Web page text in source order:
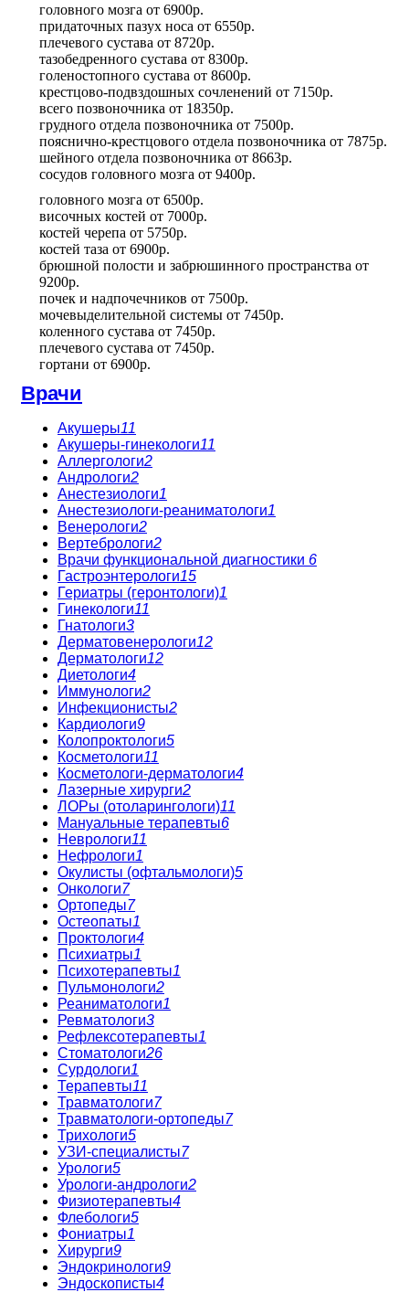
головного мозга от 6900р.
придаточных пазух носа от 6550р.
плечевого сустава от 8720р.
тазобедренного сустава от 8300р.
голеностопного сустава от 8600р.
крестцово-подвздошных сочленений от 7150р.
всего позвоночника от 18350р.
грудного отдела позвоночника от 7500р.
пояснично-крестцового отдела позвоночника от 7875р.
шейного отдела позвоночника от 8663р.
сосудов головного мозга от 9400р.
головного мозга от 6500р.
височных костей от 7000р.
костей черепа от 5750р.
костей таза от 6900р.
брюшной полости и забрюшинного пространства от
9200р.
почек и надпочечников от 7500р.
мочевыделительной системы от 7450р.
коленного сустава от 7450р.
плечевого сустава от 7450р.
гортани от 6900р.
Врачи
Акушеры11
Акушеры-гинекологи11
Аллергологи2
Андрологи2
Анестезиологи1
Анестезиологи-реаниматологи1
Венерологи2
Вертебрологи2
Врачи функциональной диагностики 6
Гастроэнтерологи15
Гериатры (геронтологи)1
Гинекологи11
Гнатологи3
Дерматовенерологи12
Дерматологи12
Диетологи4
Иммунологи2
Инфекционисты2
Кардиологи9
Колопроктологи5
Косметологи11
Косметологи-дерматологи4
Лазерные хирурги2
ЛОРы (отоларингологи)11
Мануальные терапевты6
Неврологи11
Нефрологи1
Окулисты (офтальмологи)5
Онкологи7
Ортопеды7
Остеопаты1
Проктологи4
Психиатры1
Психотерапевты1
Пульмонологи2
Реаниматологи1
Ревматологи3
Рефлексотерапевты1
Стоматологи26
Сурдологи1
Терапевты11
Травматологи7
Травматологи-ортопеды7
Трихологи5
УЗИ-специалисты7
Урологи5
Урологи-андрологи2
Физиотерапевты4
Флебологи5
Фониатры1
Хирурги9
Эндокринологи9
Эндоскописты4